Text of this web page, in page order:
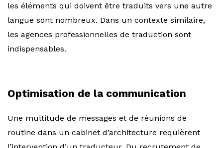
les éléments qui doivent être traduits vers une autre
langue sont nombreux. Dans un contexte similaire,
les agences professionnelles de traduction sont
indispensables.
Optimisation de la communication
Une multitude de messages et de réunions de
routine dans un cabinet d’architecture requièrent